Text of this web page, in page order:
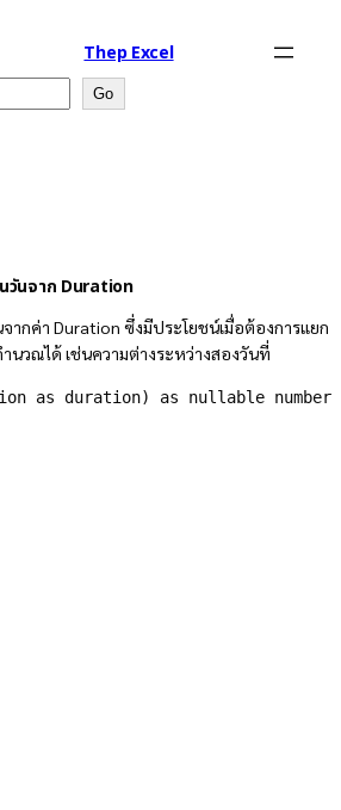
Thep Excel
Go
วันจาก Duration
ากค่า Duration ซึ่งมีประโยชน์เมื่อต้องการแยก
นวณได้ เช่นความต่างระหว่างสองวันที่
as duration) as nullable number